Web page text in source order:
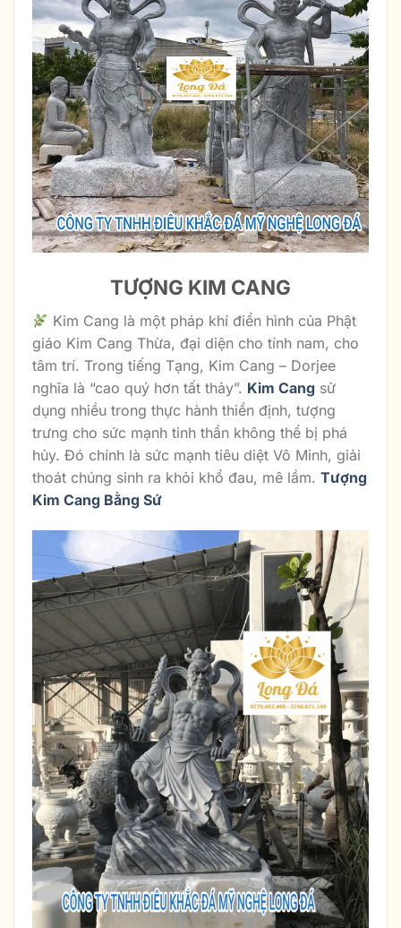
TƯỢNG KIM CANG
Kim Cang là một pháp khí điển hình của Phật
giáo Kim Cang Thừa, đại diện cho tính nam, cho
tâm trí. Trong tiếng Tạng, Kim Cang – Dorjee
nghĩa là “cao quý hơn tất thảy”. Kim Cang sử
dụng nhiều trong thực hành thiền định, tượng
trưng cho sức mạnh tinh thần không thể bị phá
hủy. Đó chính là sức mạnh tiêu diệt Vô Minh, giải
thoát chúng sinh ra khỏi khổ đau, mê lầm. Tượng
Kim Cang Bằng Sứ